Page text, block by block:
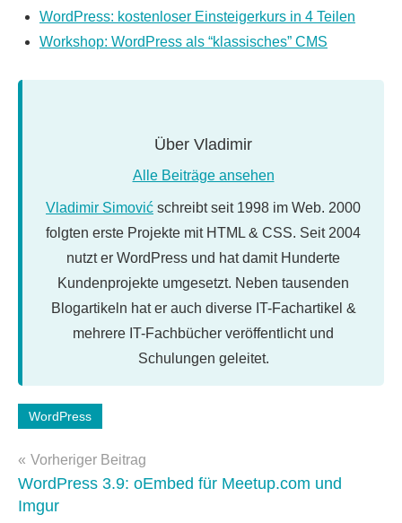
WordPress: kostenloser Einsteigerkurs in 4 Teilen
Workshop: WordPress als “klassisches” CMS
Über Vladimir
Alle Beiträge ansehen
Vladimir Simović schreibt seit 1998 im Web. 2000
folgten erste Projekte mit HTML & CSS. Seit 2004
nutzt er WordPress und hat damit Hunderte
Kundenprojekte umgesetzt. Neben tausenden
Blogartikeln hat er auch diverse IT-Fachartikel &
mehrere IT-Fachbücher veröffentlicht und
Schulungen geleitet.
Schlagwörter:
WordPress
Beitragsnavigation
Vorheriger Beitrag
WordPress 3.9: oEmbed für Meetup.com und
Imgur